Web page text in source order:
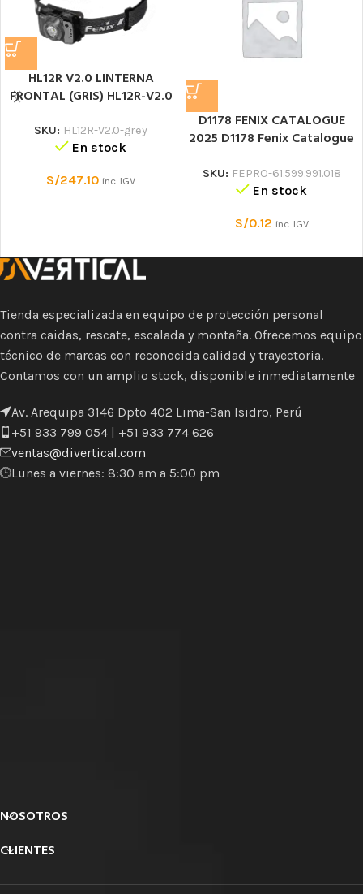
HL12R V2.0 LINTERNA
FRONTAL (GRIS) HL12R-V2.0
seguridad
SKU: HL12R-V2.0-grey
En stock
S/247.10 inc. IGV
D1178 FENIX CATALOGUE
2025 D1178 Fenix Catalogue
SKU: FEPRO-61.599.991.018
En stock
S/0.12 inc. IGV
Tienda especializada en equipo de protección personal
contra caidas, rescate, escalada y montaña. Ofrecemos equipo
técnico de marcas con reconocida calidad y trayectoria.
Contamos con un amplio stock, disponible inmediatamente
Av. Arequipa 3146 Dpto 402 Lima-San Isidro, Perú
+51 933 799 054 | +51 933 774 626
ventas@divertical.com
Lunes a viernes: 8:30 am a 5:00 pm
NOSOTROS
CLIENTES